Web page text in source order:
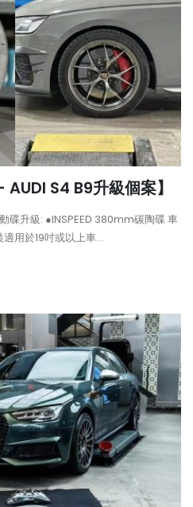
AUDI S4 B9升級個案】
碟升級: ●INSPEED 380mm碳陶碟 車
用於19吋或以上車...